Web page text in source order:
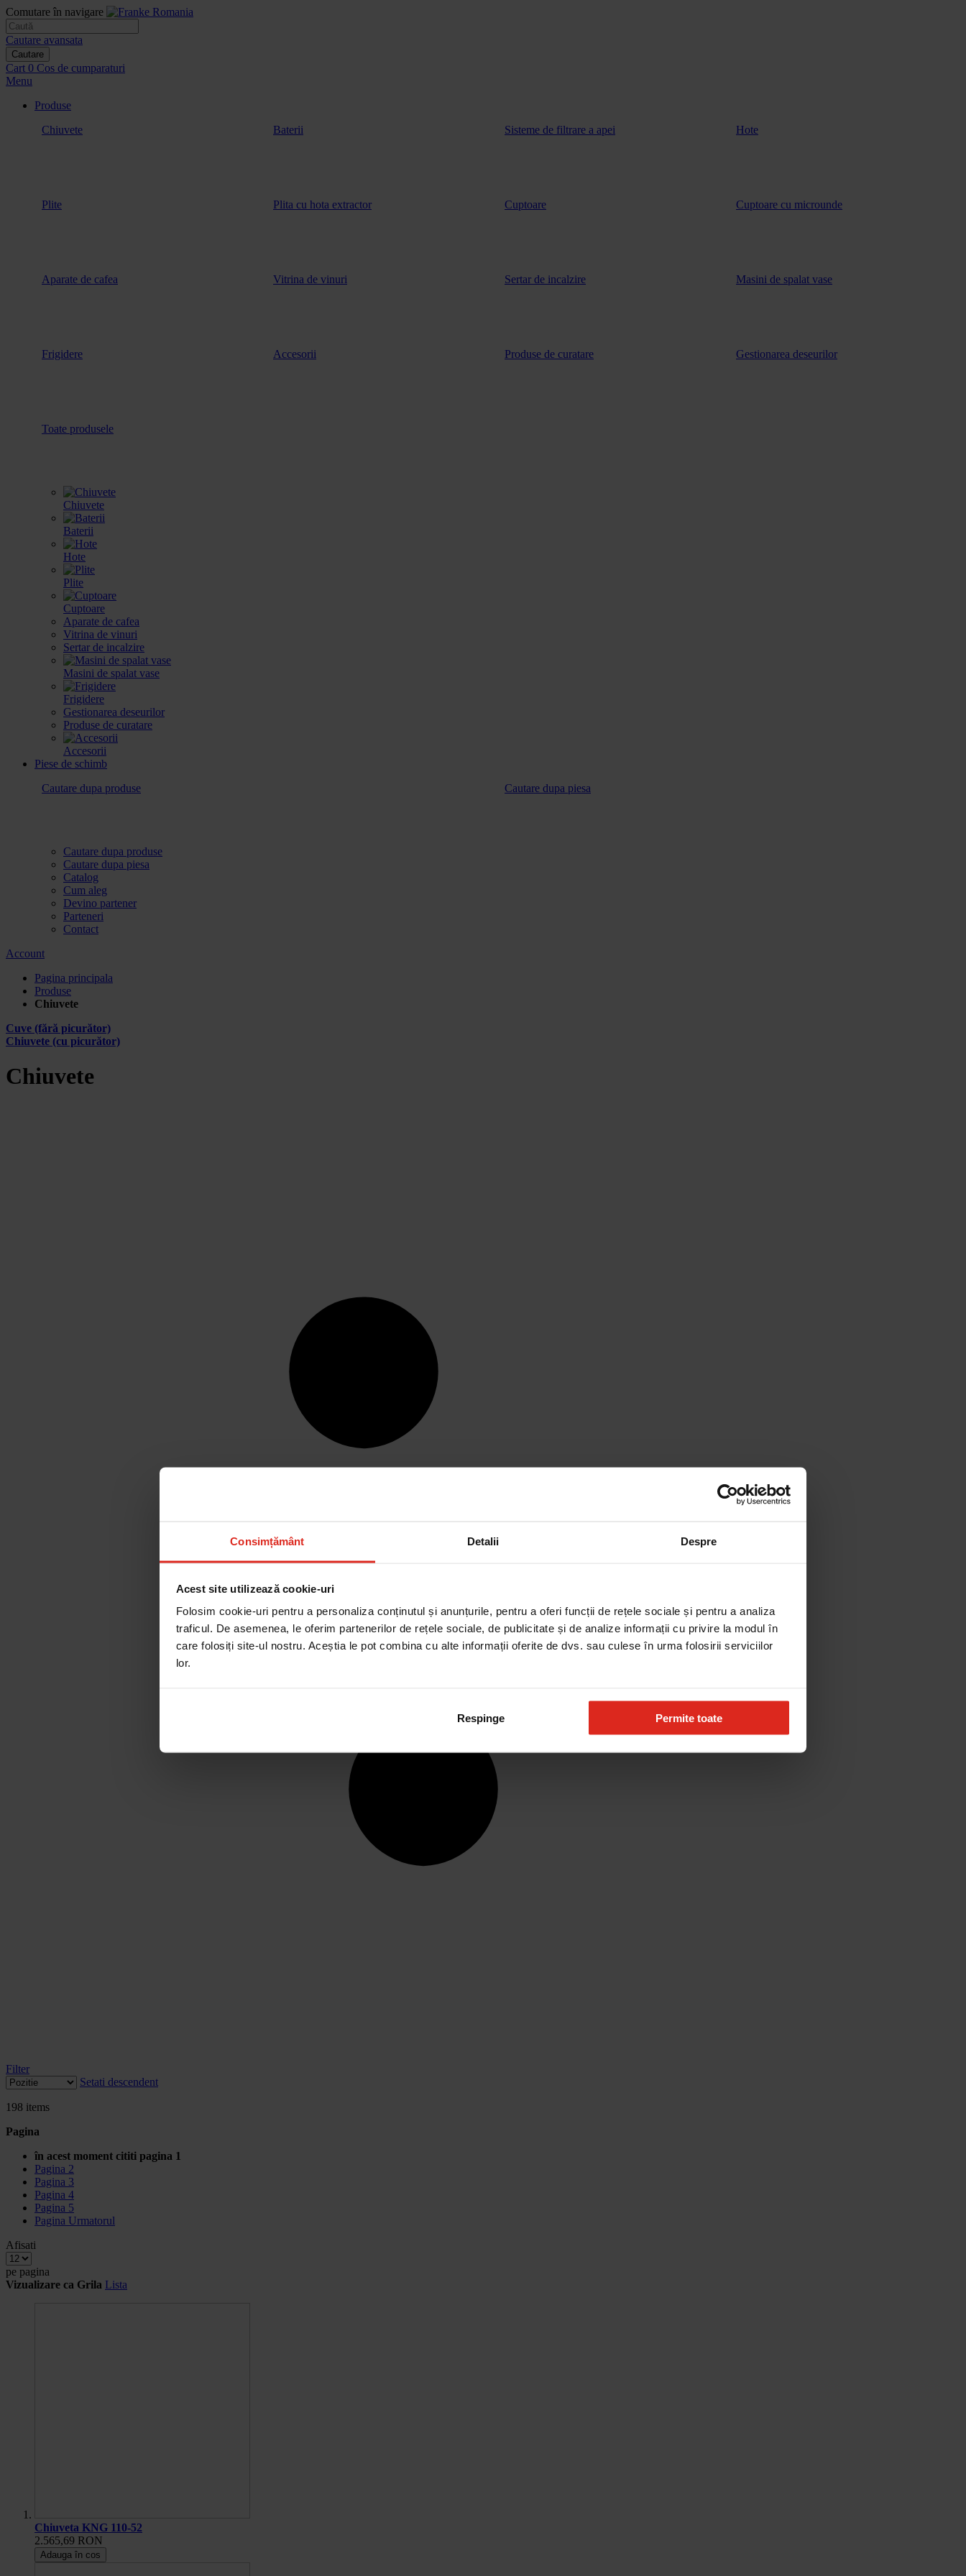
Consimțământ Detalii Despre
Acest site utilizează cookie-uri
Folosim cookie-uri pentru a personaliza conținutul și anunțurile, pentru a oferi funcții de rețele sociale și pentru a analiza
traficul. De asemenea, le oferim partenerilor de rețele sociale, de publicitate și de analize informații cu privire la modul în
care folosiți site-ul nostru. Aceștia le pot combina cu alte informații oferite de dvs. sau culese în urma folosirii serviciilor
lor.
Respinge Permite toate
Comutare în navigare
Cautare avansata
Cautare
Cart 0 Cos de cumparaturi
Menu
Produse
Chiuvete
Baterii Sisteme de filtrare a apei Hote
Plite Plita cu hota extractor Cuptoare Cuptoare cu microunde
Aparate de cafea Vitrina de vinuri Sertar de incalzire Masini de spalat vase
Frigidere Accesorii Produse de curatare Gestionarea deseurilor
Toate produsele
Chiuvete
Baterii
Hote
Plite
Cuptoare
Aparate de cafea
Vitrina de vinuri
Sertar de incalzire
Masini de spalat vase
Frigidere
Gestionarea deseurilor
Produse de curatare
Accesorii
Piese de schimb
Cautare dupa produse
Cautare dupa piesa
Cautare dupa produse
Cautare dupa piesa
Catalog
Cum aleg
Devino partener
Parteneri
Contact
Account
Pagina principala
Produse
Chiuvete
Cuve (fără picurător)
Chiuvete (cu picurător)
Chiuvete
Filter
Setati descendent
198 items
Pagina
în acest moment cititi pagina 1
Pagina 2
Pagina 3
Pagina 4
Pagina 5
Pagina Urmatorul
Afisati
pe pagina
Vizualizare ca Grila Lista
Chiuveta KNG 110-52
2.565,69 RON
Adauga în cos